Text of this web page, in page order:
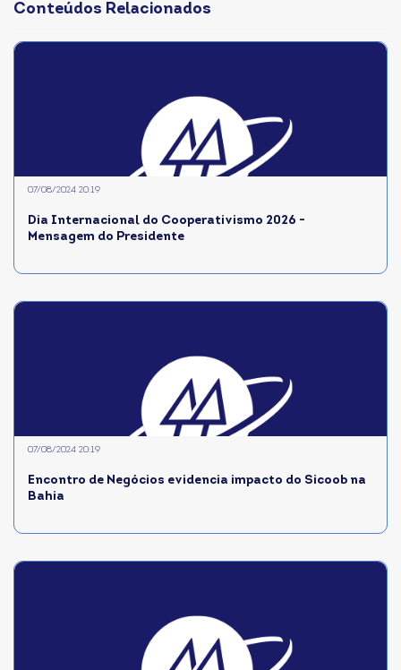
Conteúdos Relacionados
Dia Internacional do Cooperativismo 2026 -
Mensagem do Presidente
07/08/2024 20:19
Encontro de Negócios evidencia impacto do Sicoob na
Bahia
07/08/2024 20:19